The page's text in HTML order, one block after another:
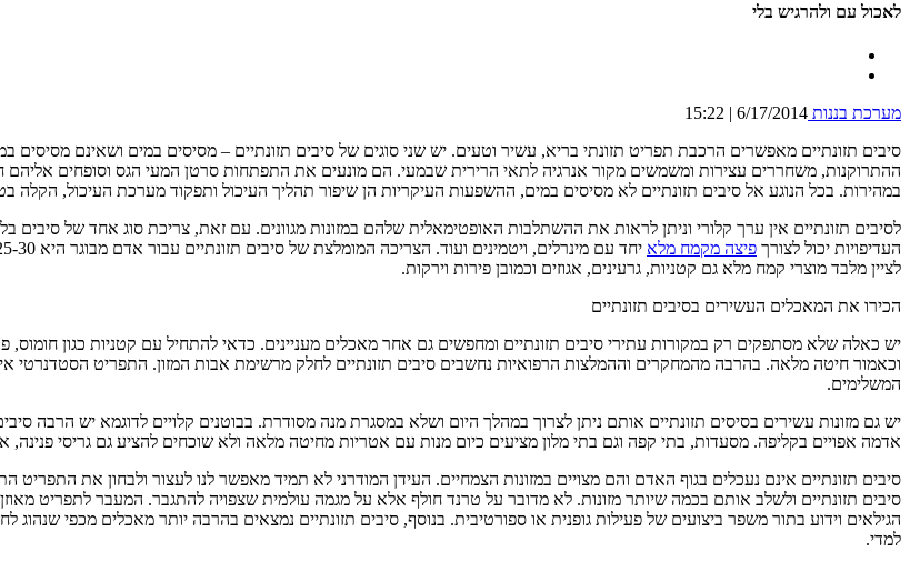
לאכול עם ולהרגיש בלי
מערכת בננות 6/17/2014 | 15:22
סיבים תזונתיים מאפשרים הרכבת תפריט תזונתי בריא, עשיר וטעים. יש שני סוגים של סיבים תזונתיים – מסיסים במים ושאינם
ההתרוקנות, משחררים עצירות ומשמשים מקור אנרגיה לתאי הרירית שבמעי. הם מונעים את התפתחות סרטן המעי הגס וסופחים
במהירות. בכל הנוגע אל סיבים תזונתיים לא מסיסים במים, ההשפעות העיקריות הן שיפור תהליך העיכול ותפקוד מערכת העיכול, הקלה
לסיבים תזונתיים אין ערך קלורי וניתן לראות את ההשתלבות האופטימאלית שלהם במזונות מגוונים. עם זאת, צריכת סוג אחד של
העדיפויות יכול לצורך פיצה מקמח מלא
לציין מלבד מוצרי קמח מלא גם קטניות, גרעינים, אגוזים וכמובן פירות וירקות.
הכירו את המאכלים העשירים בסיבים תזונתיים
יש כאלה שלא מסתפקים רק במקורות עתירי סיבים תזונתיים ומחפשים גם אחר מאכלים מעניינים. כדאי להתחיל עם קטניות כגון חומוס,
וכאמור חיטה מלאה. בהרבה מהמחקרים וההמלצות הרפואיות נחשבים סיבים תזונתיים לחלק מרשימת אבות המזון. התפריט הסטדנרטי
המשלימים.
יש גם מזונות עשירים בסיסים תזונתיים אותם ניתן לצרוך במהלך היום ושלא במסגרת מנה מסודרת. בבוטנים קלויים לדוגמא יש הרבה
אדמה אפויים בקליפה. מסעדות, בתי קפה וגם בתי מלון מציעים כיום מנות עם אטריות מחיטה מלאה ולא שוכחים להציע גם גריסי פנינה,
סיבים תזונתיים אינם נעכלים בגוף האדם והם מצויים במזונות הצמחיים. העידן המודרני לא תמיד מאפשר לנו לעצור ולבחון את התפריט
סיבים תזונתיים ולשלב אותם בכמה שיותר מזונות. לא מדובר על טרנד חולף אלא על מגמה עולמית שצפויה להתגבר. המעבר לתפריט
הגילאים וידוע בתור משפר ביצועים של פעילות גופנית או ספורטיבית. בנוסף, סיבים תזונתיים נמצאים בהרבה יותר מאכלים מכפי
למדי.